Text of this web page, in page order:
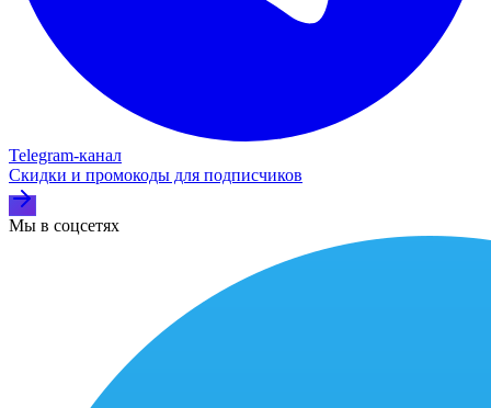
Telegram‑канал
Скидки и промокоды для подписчиков
Мы в соцсетях